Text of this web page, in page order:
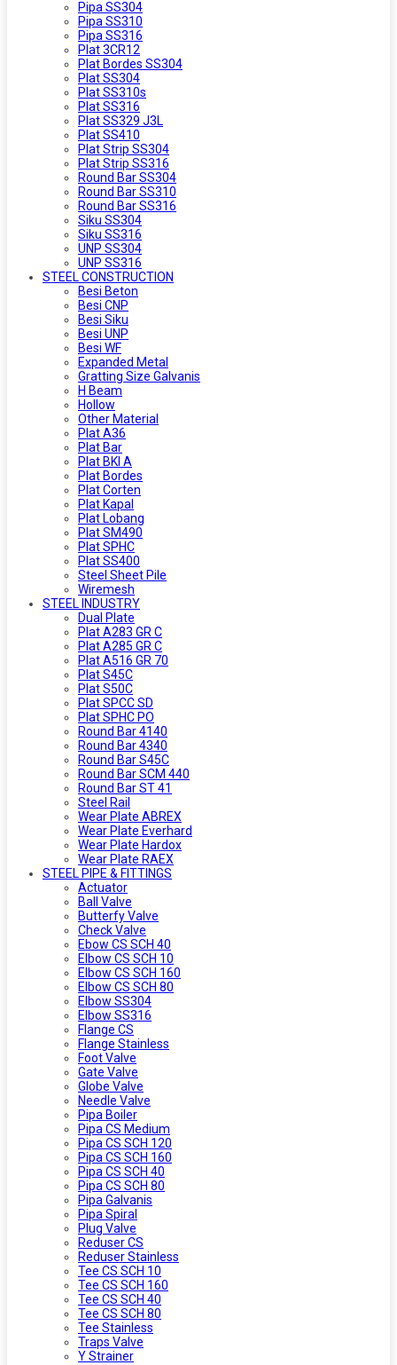
Pipa SS304
Pipa SS310
Pipa SS316
Plat 3CR12
Plat Bordes SS304
Plat SS304
Plat SS310s
Plat SS316
Plat SS329 J3L
Plat SS410
Plat Strip SS304
Plat Strip SS316
Round Bar SS304
Round Bar SS310
Round Bar SS316
Siku SS304
Siku SS316
UNP SS304
UNP SS316
STEEL CONSTRUCTION
Besi Beton
Besi CNP
Besi Siku
Besi UNP
Besi WF
Expanded Metal
Gratting Size Galvanis
H Beam
Hollow
Other Material
Plat A36
Plat Bar
Plat BKI A
Plat Bordes
Plat Corten
Plat Kapal
Plat Lobang
Plat SM490
Plat SPHC
Plat SS400
Steel Sheet Pile
Wiremesh
STEEL INDUSTRY
Dual Plate
Plat A283 GR C
Plat A285 GR C
Plat A516 GR 70
Plat S45C
Plat S50C
Plat SPCC SD
Plat SPHC PO
Round Bar 4140
Round Bar 4340
Round Bar S45C
Round Bar SCM 440
Round Bar ST 41
Steel Rail
Wear Plate ABREX
Wear Plate Everhard
Wear Plate Hardox
Wear Plate RAEX
STEEL PIPE & FITTINGS
Actuator
Ball Valve
Butterfy Valve
Check Valve
Ebow CS SCH 40
Elbow CS SCH 10
Elbow CS SCH 160
Elbow CS SCH 80
Elbow SS304
Elbow SS316
Flange CS
Flange Stainless
Foot Valve
Gate Valve
Globe Valve
Needle Valve
Pipa Boiler
Pipa CS Medium
Pipa CS SCH 120
Pipa CS SCH 160
Pipa CS SCH 40
Pipa CS SCH 80
Pipa Galvanis
Pipa Spiral
Plug Valve
Reduser CS
Reduser Stainless
Tee CS SCH 10
Tee CS SCH 160
Tee CS SCH 40
Tee CS SCH 80
Tee Stainless
Traps Valve
Y Strainer